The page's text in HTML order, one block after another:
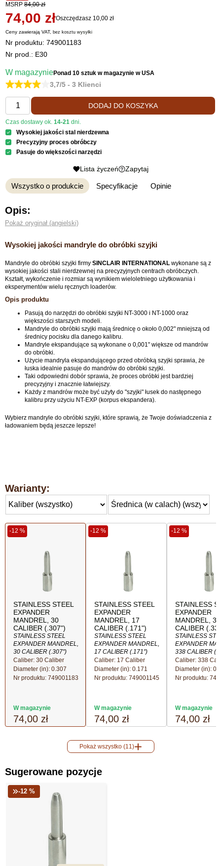
MSRP 84,00 zł
74,00 złOszczędzasz 10,00 zł
Ceny zawierają VAT,bez kosztuwysyłki
Nr produktu:749001183
Nr prod.: E30
W magazyniePonad 10 sztukw magazynie w USA
3,7/5 - 3 Klienci
DODAJ DO KOSZYKA
Czas dostawy ok.14-21 dni.
Wysokiej jakości stal nierdzewna
Precyzyjny proces obróbczy
Pasuje do większości narzędzi
Lista życzeń Zapytaj
Wszystko o produkcie Specyfikacje Opinie
Opis:
Pokaż oryginał (angielski)
Wysokiej jakości mandryle do obróbki szyjki
Mandryle do obróbki szyjki firmy SINCLAIR INTERNATIONAL wykonane są z
wysokiej jakości stali nierdzewnej na precyzyjnych centrach obróbczych.
Kształt, wykończenie i rozmiar są wynikiem wieloletniego użytkowania i
eksperymentów wielu ręcznych loaderów.
Opis produktu
Pasują do narzędzi do obróbki szyjki NT-3000 i NT-1000 oraz
większości starszych modeli.
Mandryle do obróbki szyjki mają średnicę o około 0,002" mniejszą od
średnicy pocisku dla danego kalibru.
Mandryle ekspandujące są wykonane o 0,001" większe od mandrów
do obróbki.
Użycie mandryla ekspandującego przed obróbką szyjki sprawia, że
łuska idealnie pasuje do mandrów do obróbki szyjki.
Taki odpowiedni dobór sprawia, że proces obróbki jest bardziej
precyzyjny i znacznie łatwiejszy.
Każdy z mandrów może być użyty do "szyjki" łusek do następnego
kalibru przy użyciu NT-EXP (korpus ekspandera).
Wybierz mandryle do obróbki szyjki, które sprawią, że Twoje doświadczenia z
ładowaniem będą jeszcze lepsze!
Warianty:
-12 %
STAINLESS STEEL
EXPANDER
MANDREL, 30
CALIBER (.307")
STAINLESS STEEL
EXPANDER MANDREL,
30 CALIBER (.307")
Caliber: 30 Caliber
Diameter (in): 0.307
Nr produktu: 749001183
W magazynie
74,00 zł
-12 %
STAINLESS STEEL
EXPANDER
MANDREL, 17
CALIBER (.171")
STAINLESS STEEL
EXPANDER MANDREL,
17 CALIBER (.171")
Caliber: 17 Caliber
Diameter (in): 0.171
Nr produktu: 749001145
W magazynie
74,00 zł
-12 %
STAINLESS
EXPANDER
MANDREL,
CALIBER
STAINLESS
EXPANDER
338 CALIBER
Caliber: 338
Diameter (in):
Nr produktu:
W magazynie
74,00 zł
Pokaż wszystko (11)
Sugerowane pozycje
-12 %